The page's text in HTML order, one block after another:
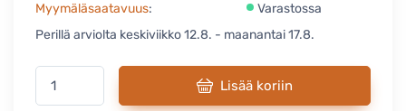
Myymäläsaatavuus:
Varastossa
Perillä arviolta keskiviikko 12.8. - maanantai 17.8.
Lisää koriin